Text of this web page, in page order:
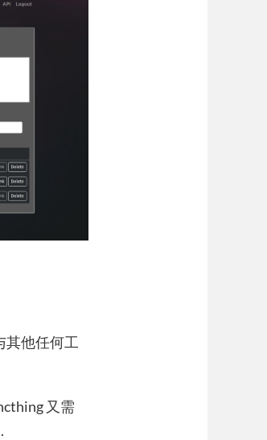
其他任何工
又需